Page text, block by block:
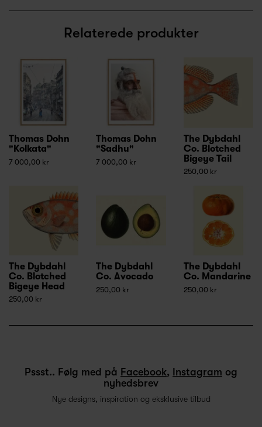
Relaterede produkter
Thomas Dohn
"Kolkata"
7 000,00 kr
Thomas Dohn
"Sadhu"
7 000,00 kr
The Dybdahl
Co. Blotched
Bigeye Tail
250,00 kr
The Dybdahl
Co. Blotched
Bigeye Head
250,00 kr
The Dybdahl
Co. Avocado
250,00 kr
The Dybdahl
Co. Mandarine
250,00 kr
Pssst.. Følg med på Facebook, Instagram og
nyhedsbrev
Nye designs, inspiration og eksklusive tilbud